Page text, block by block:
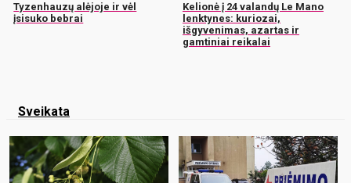
Tyzenhauzų alėjoje ir vėl
įsisuko bebrai
Kelionė į 24 valandų Le Mano
lenktynes: kuriozai,
išgyvenimas, azartas ir
gamtiniai reikalai
Sveikata